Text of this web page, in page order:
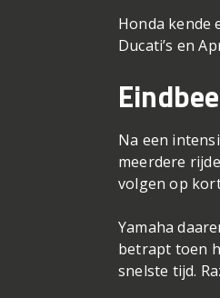
Honda kende
Ducati’s en
Na een
meerdere
volgen op
Yamaha
betrapt toen
snelste tijd.